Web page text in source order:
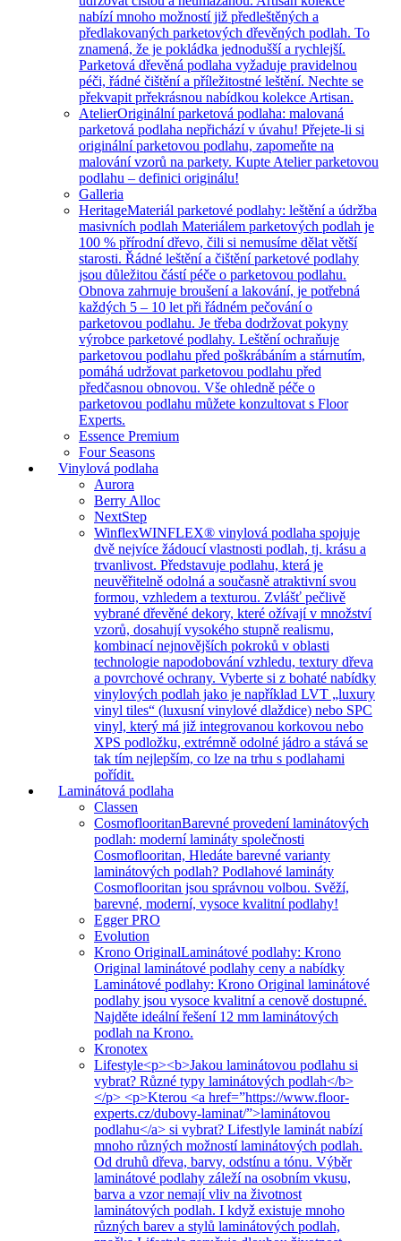
nabízí mnoho možností již předleštěných a
předlakovaných parketových dřevěných podlah. To
znamená, že je pokládka jednodušší a rychlejší.
Parketová dřevěná podlaha vyžaduje pravidelnou
péči, řádné čištění a příležitostné leštění. Nechte se
překvapit prřekrásnou nabídkou kolekce Artisan.
AtelierOriginální parketová podlaha: malovaná
parketová podlaha nepřichází v úvahu! Přejete-li si
originální parketovou podlahu, zapomeňte na
malování vzorů na parkety. Kupte Atelier parketovou
podlahu – definici originálu!
Galleria
HeritageMateriál parketové podlahy: leštění a údržba
masivních podlah Materiálem parketových podlah je
100 % přírodní dřevo, čili si nemusíme dělat větší
starosti. Řádné leštění a čištění parketové podlahy
jsou důležitou částí péče o parketovou podlahu.
Obnova zahrnuje broušení a lakování, je potřebná
každých 5 – 10 let při řádném pečování o
parketovou podlahu. Je třeba dodržovat pokyny
výrobce parketové podlahy. Leštění ochraňuje
parketovou podlahu před poškrábáním a stárnutím,
pomáhá udržovat parketovou podlahu před
předčasnou obnovou. Vše ohledně péče o
parketovou podlahu můžete konzultovat s Floor
Experts.
Essence Premium
Four Seasons
Vinylová podlaha
Aurora
Berry Alloc
NextStep
WinflexWINFLEX® vinylová podlaha spojuje
dvě nejvíce žádoucí vlastnosti podlah, tj. krásu a
trvanlivost. Představuje podlahu, která je
neuvěřitelně odolná a současně atraktivní svou
formou, vzhledem a texturou. Zvlášť pečlivě
vybrané dřevěné dekory, které ožívají v množství
vzorů, dosahují vysokého stupně realismu,
kombinací nejnovějších pokroků v oblasti
technologie napodobování vzhledu, textury dřeva
a povrchové ochrany. Vyberte si z bohaté nabídky
vinylových podlah jako je například LVT „luxury
vinyl tiles“ (luxusní vinylové dlaždice) nebo SPC
vinyl, který má již integrovanou korkovou nebo
XPS podložku, extrémně odolné jádro a stává se
tak tím nejlepším, co lze na trhu s podlahami
pořídit.
Laminátová podlaha
Classen
CosmoflooritanBarevné provedení laminátových
podlah: moderní lamináty společnosti
Cosmoflooritan, Hledáte barevné varianty
laminátových podlah? Podlahové lamináty
Cosmoflooritan jsou správnou volbou. Svěží,
barevné, moderní, vysoce kvalitní podlahy!
Egger PRO
Evolution
Krono OriginalLaminátové podlahy: Krono
Original laminátové podlahy ceny a nabídky
Laminátové podlahy: Krono Original laminátové
podlahy jsou vysoce kvalitní a cenově dostupné.
Najděte ideální řešení 12 mm laminátových
podlah na Krono.
Kronotex
Lifestyle<p><b>Jakou laminátovou podlahu si
vybrat? Různé typy laminátových podlah</b>
</p> <p>Kterou <a href=”https://www.floor-
experts.cz/dubovy-laminat/”>laminátovou
podlahu</a> si vybrat? Lifestlyle laminát nabízí
mnoho různých možností laminátových podlah.
Od druhů dřeva, barvy, odstínu a tónu. Výběr
laminátové podlahy záleží na osobním vkusu,
barva a vzor nemají vliv na životnost
laminátových podlah. I když existuje mnoho
různých barev a stylů laminátových podlah,